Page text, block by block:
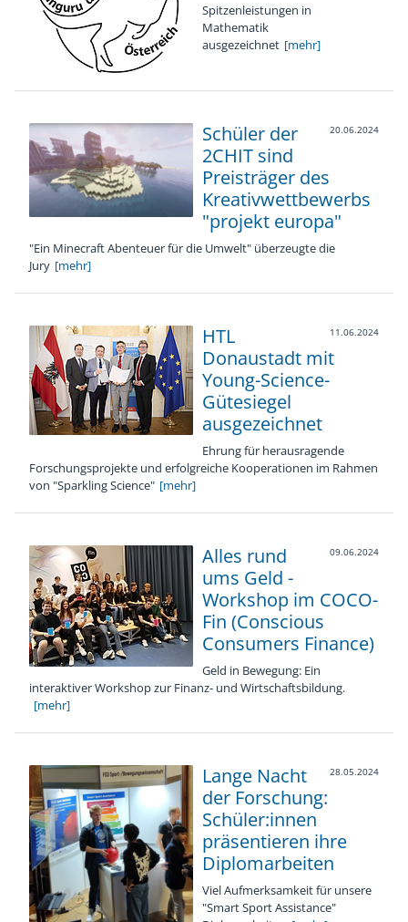
Spitzenleistungen in
Mathematik
ausgezeichnet [mehr]
20.06.2024
Schüler der
2CHIT sind
Preisträger des
Kreativwettbewerbs
"projekt europa"
"Ein Minecraft Abenteuer für die Umwelt" überzeugte die
Jury [mehr]
11.06.2024
HTL
Donaustadt mit
Young-Science-
Gütesiegel
ausgezeichnet
Ehrung für herausragende
Forschungsprojekte und erfolgreiche Kooperationen im Rahmen
von "Sparkling Science" [mehr]
09.06.2024
Alles rund
ums Geld -
Workshop im COCO-
Fin (Conscious
Consumers Finance)
Geld in Bewegung: Ein
interaktiver Workshop zur Finanz- und Wirtschaftsbildung.
[mehr]
28.05.2024
Lange Nacht
der Forschung:
Schüler:innen
präsentieren ihre
Diplomarbeiten
Viel Aufmerksamkeit für unsere
"Smart Sport Assistance"